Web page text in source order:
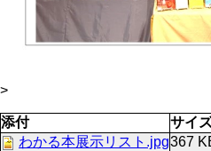
>
添付
サイ
わかる本展示リスト.jpg367